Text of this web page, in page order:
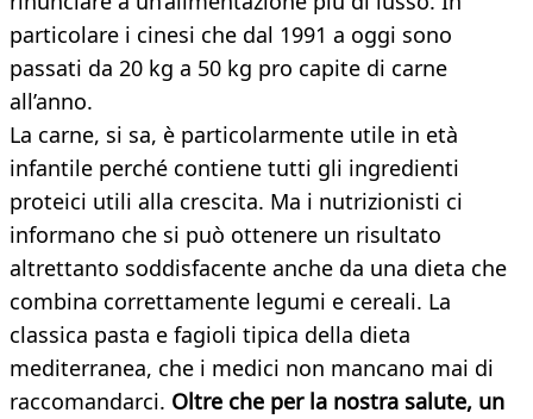
particolare i cinesi che dal 1991 a oggi sono
passati da 20 kg a 50 kg pro capite di carne
all’anno.
La carne, si sa, è particolarmente utile in età
infantile perché contiene tutti gli ingredienti
proteici utili alla crescita. Ma i nutrizionisti ci
informano che si può ottenere un risultato
altrettanto soddisfacente anche da una dieta che
combina correttamente legumi e cereali. La
classica pasta e fagioli tipica della dieta
mediterranea, che i medici non mancano mai di
raccomandarci. Oltre che per la nostra salute, un